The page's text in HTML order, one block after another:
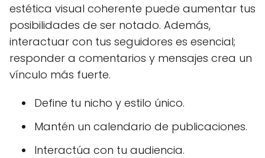
estética visual coherente puede aumentar tus
posibilidades de ser notado. Además,
interactuar con tus seguidores es esencial;
responder a comentarios y mensajes crea un
vínculo más fuerte.
Define tu nicho y estilo único.
Mantén un calendario de publicaciones.
Interactúa con tu audiencia.